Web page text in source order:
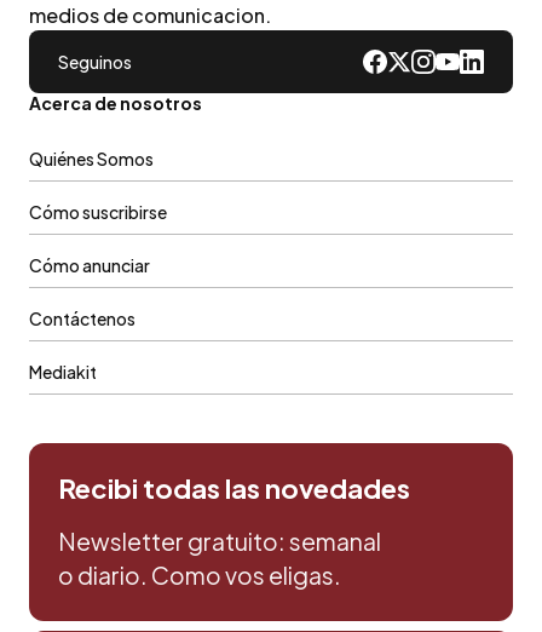
medios de comunicacion.
Seguinos
Acerca de nosotros
Quiénes Somos
Cómo suscribirse
Cómo anunciar
Contáctenos
Mediakit
Recibi todas las novedades
Newsletter gratuito: semanal
o diario. Como vos eligas.